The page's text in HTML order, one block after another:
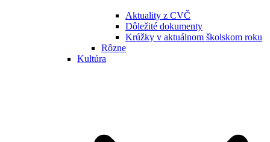
Aktuality z CVČ
Dôležité dokumenty
Krúžky v aktuálnom školskom roku
Rôzne
Kultúra